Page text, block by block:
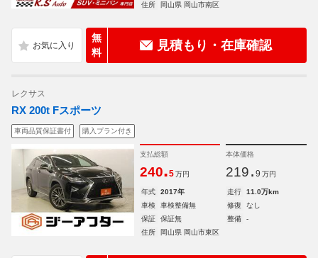
住所
岡山県 岡山市南区
無
料
見積もり・在庫確認
レクサス
RX 200t Fスポーツ
車両品質保証書付 購入プラン付き
支払総額
240.5 万円
本体価格
219. 9 万円
年式 2017年 走行
11.0万km
車検
車検整備無 修復
なし
保証
保証無 整備
-
住所
岡山県 岡山市東区